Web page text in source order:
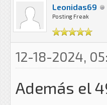
Leonidas69
Posting Freak
12-18-2024,
Además el